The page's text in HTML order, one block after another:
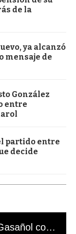
de la
ya alcanzó
mensaje de
González
entre
partido entre
decide
El mal momento de Yanina Gasañol con un hincha argentino en "Subrayado"